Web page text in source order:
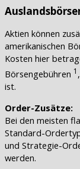
Aktien können
amerikanischen
Kosten hier
Börsengebühren 1
ist.
Order-Zusätze:
Bei den meisten
Standard-
und Strategie-
werden.